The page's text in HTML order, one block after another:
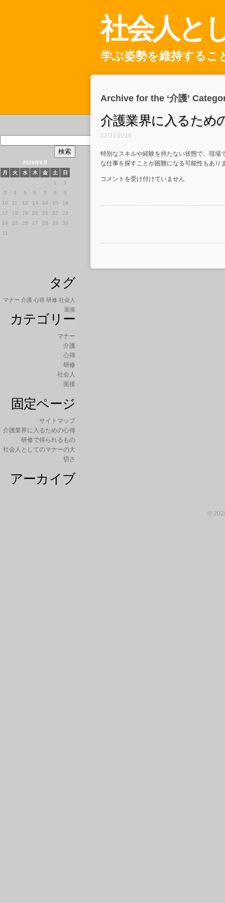
社会人と
学ぶ姿勢を維持するこ
Archive for the ‘介護’
介護業界に入るため
12/31/2016
特別なスキルや経験を持たない状態で、現場
な仕事を探すことが困難になる可能性もあ
介
界
た
コメントを受け付けていません
2026年8月
月
火 水 木 金 土
日
1
2
3
4 5 6 7 8
9
10
11 12 13 14 15
16
17
18 19 20 21 22
23
24
25 26 27 28 29
30
31
タグ
マナー 介護 心得 研修 社会人
面接
カテゴリー
マナー
介護
心得
研修
社会人
面接
固定ページ
サイトマップ
介護業界に入るための心得
研修で得られるもの
社会人としてのマナーの大
切さ
アーカイブ
©